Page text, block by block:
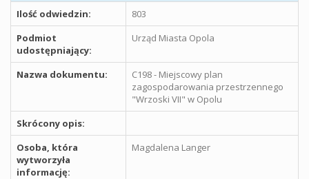
Ilość odwiedzin:
803
Podmiot
udostępniający:
Urząd Miasta Opola
Nazwa dokumentu:
C198 - Miejscowy plan
zagospodarowania przestrzennego
"Wrzoski VII" w Opolu
Skrócony opis:
Osoba, która
wytworzyła
informację:
Magdalena Langer